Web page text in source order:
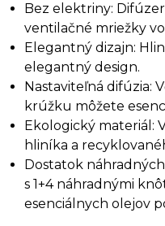
Bez elektriny:
ventilačné mriežky
Elegantný dizajn:
elegantný design.
Nastaviteľná difúzia:
krúžku môžete
Ekologický materiál:
hliníka a
Dostatok
s 1+4 náhradnými
esenciálnych olejov